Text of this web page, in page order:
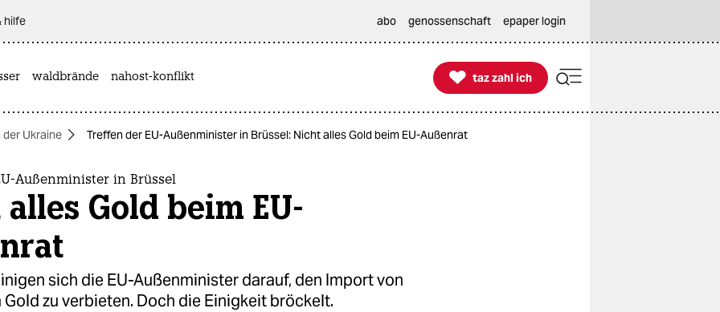
hilfe abo genossenschaft epaper login
waldbrände nahost-konflikt 
taz zahl ich
taz zahl ich
der Ukraine Treffen der EU-Außenminister in Brüssel: Nicht alles Gold beim EU-Außenrat
Außenminister in Brüssel
Gold beim EU-
sich die EU-Außenminister darauf, den Import von
zu verbieten. Doch die Einigkeit bröckelt.